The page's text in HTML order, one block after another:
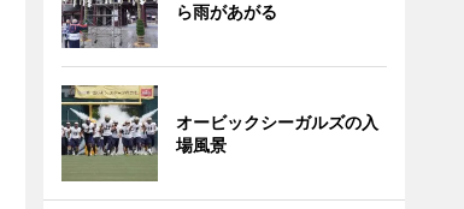
ら雨があがる
オービックシーガルズの入
場風景